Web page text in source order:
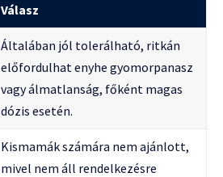
Válasz
Általában jól tolerálható, ritkán
előfordulhat enyhe gyomorpanasz
vagy álmatlanság, főként magas
dózis esetén.
Kismamák számára nem ajánlott,
mivel nem áll rendelkezésre